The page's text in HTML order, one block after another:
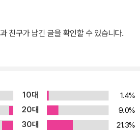
게 하려면 어떻게 부탁해야 할까? 저 사람
떻게 생각할까? 교묘하게 나를 휘두르려
게 알아챌 수 있을까? 또 어떻게 방어해야
과 관계를 맺으며 살아가는 사람이라면 누
한다. 휴먼 해킹을 체계화하고 그 훈련법
가 친절하고 흥미롭게 알려주는 이 기술
수 있을 정도로 실용적이고 매우 강력하
일상에서 시도해볼 수 있는 과제들을 꾸준
친구가 남긴 글을 확인할 수 있습니다.
10대
1.4%
20대
9.0%
30대
21.3%